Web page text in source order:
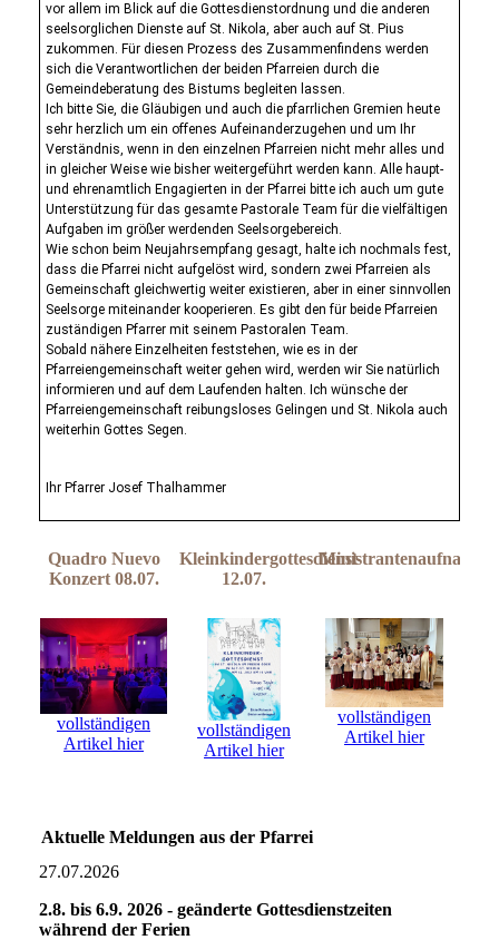
vor allem im Blick auf die Gottesdienstordnung und die anderen
seelsorglichen Dienste auf St. Nikola, aber auch auf St. Pius
zukommen. Für diesen Prozess des Zusammenfindens werden
sich die Verantwortlichen der beiden Pfarreien durch die
Gemeindeberatung des Bistums begleiten lassen.
Ich bitte Sie, die Gläubigen und auch die pfarrlichen Gremien heute
sehr herzlich um ein offenes Aufeinanderzugehen und um Ihr
Verständnis, wenn in den einzelnen Pfarreien nicht mehr alles und
in gleicher Weise wie bisher weitergeführt werden kann. Alle haupt-
und ehrenamtlich Engagierten in der Pfarrei bitte ich auch um gute
Unterstützung für das gesamte Pastorale Team für die vielfältigen
Aufgaben im größer werdenden Seelsorgebereich.
Wie schon beim Neujahrsempfang gesagt, halte ich nochmals fest,
dass die Pfarrei nicht aufgelöst wird, sondern zwei Pfarreien als
Gemeinschaft gleichwertig weiter existieren, aber in einer sinnvollen
Seelsorge miteinander kooperieren. Es gibt den für beide Pfarreien
zuständigen Pfarrer mit seinem Pastoralen Team.
Sobald nähere Einzelheiten feststehen, wie es in der
Pfarreiengemeinschaft weiter gehen wird, werden wir Sie natürlich
informieren und auf dem Laufenden halten. Ich wünsche der
Pfarreiengemeinschaft reibungsloses Gelingen und St. Nikola auch
weiterhin Gottes Segen.
Ihr Pfarrer Josef Thalhammer
Quadro Nuevo
Konzert 08.07.
Kleinkindergottesdienst
12.07.
Ministrantenaufnahme
vollständigen
Artikel hier
vollständigen
Artikel hier
vollständigen
Artikel hier
Aktuelle Meldungen aus der Pfarrei
27.07.2026
2.8. bis 6.9. 2026 - geänderte Gottesdienstzeiten
während der Ferien